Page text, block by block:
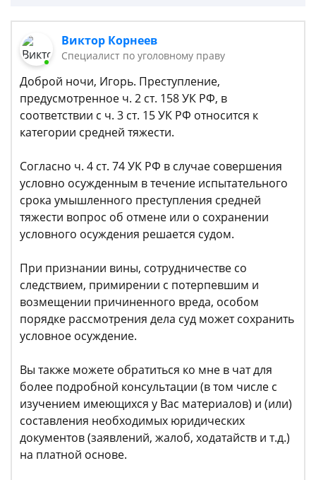
Виктор Корнеев
Cпециалист по уголовному праву
Доброй ночи, Игорь. Преступление,
предусмотренное ч. 2 ст. 158 УК РФ, в
соответствии с ч. 3 ст. 15 УК РФ относится к
категории средней тяжести.
Согласно ч. 4 ст. 74 УК РФ в случае совершения
условно осужденным в течение испытательного
срока умышленного преступления средней
тяжести вопрос об отмене или о сохранении
условного осуждения решается судом.
При признании вины, сотрудничестве со
следствием, примирении с потерпевшим и
возмещении причиненного вреда, особом
порядке рассмотрения дела суд может сохранить
условное осуждение.
Вы также можете обратиться ко мне в чат для
более подробной консультации (в том числе с
изучением имеющихся у Вас материалов) и (или)
составления необходимых юридических
документов (заявлений, жалоб, ходатайств и т.д.)
на платной основе.